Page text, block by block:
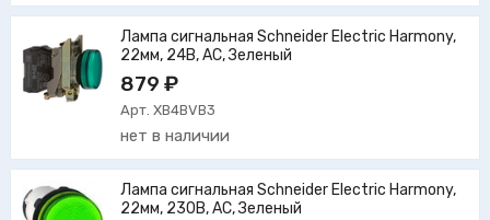
Лампа сигнальная Schneider Electric Harmony,
22мм, 24В, AC, Зеленый
879 ₽
Арт. XB4BVB3
нет в наличии
Лампа сигнальная Schneider Electric Harmony,
22мм, 230В, AC, Зеленый